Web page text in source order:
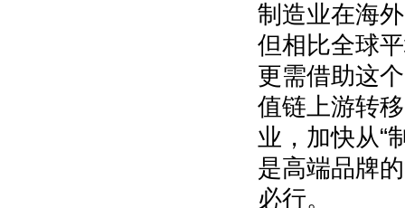
制造业在海
但相比全球
更需借助这
值链上游转
业，加快从“
是高端品牌
必行。